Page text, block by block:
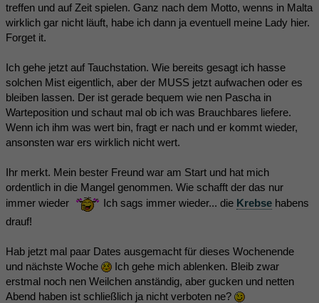
treffen und auf Zeit spielen. Ganz nach dem Motto, wenns in Malta
wirklich gar nicht läuft, habe ich dann ja eventuell meine Lady hier.
Forget it.
Ich gehe jetzt auf Tauchstation. Wie bereits gesagt ich hasse
solchen Mist eigentlich, aber der MUSS jetzt aufwachen oder es
bleiben lassen. Der ist gerade bequem wie nen Pascha in
Warteposition und schaut mal ob ich was Brauchbares liefere.
Wenn ich ihm was wert bin, fragt er nach und er kommt wieder,
ansonsten war ers wirklich nicht wert.
Ihr merkt. Mein bester Freund war am Start und hat mich
ordentlich in die Mangel genommen. Wie schafft der das nur
immer wieder
Ich sags immer wieder... die Krebse habens
drauf!
Hab jetzt mal paar Dates ausgemacht für dieses Wochenende
und nächste Woche
Ich gehe mich ablenken. Bleib zwar
erstmal noch nen Weilchen anständig, aber gucken und netten
Abend haben ist schließlich ja nicht verboten ne?